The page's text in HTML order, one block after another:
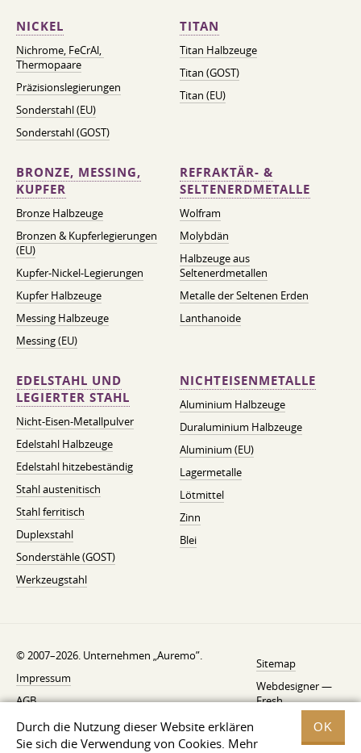
Durch die Nutzung dieser Website erklären
Sie sich die Verwendung von Cookies. Mehr
OK
NICKEL
Nichrome, FeСrAl, ​​
Thermopaare
Präzisionslegierungen
Sonderstahl (EU)
Sonderstahl (GOST)
TITAN
Titan Halbzeuge
Titan (GOST)
Titan (EU)
BRONZE, MESSING,
KUPFER
Bronze Halbzeuge
Bronzen & Kupferlegierungen
(EU)
Kupfer-Nickel-Legierungen
Kupfer Halbzeuge
Messing Halbzeuge
Messing (EU)
REFRAKTÄR- &
SELTENERDMETALLE
Wolfram
Molybdän
Halbzeuge aus
Seltenerdmetallen
Metalle der Seltenen Erden
Lanthanoide
EDELSTAHL UND
LEGIERTER STAHL
Nicht-Eisen-Metallpulver
Edelstahl Halbzeuge
Edelstahl hitzebeständig
Stahl austenitisch
Stahl ferritisch
Duplexstahl
Sonderstähle (GOST)
Werkzeugstahl
NICHTEISENMETALLE
Aluminium Halbzeuge
Duraluminium Halbzeuge
Aluminium (EU)
Lagermetalle
Lötmittel
Zinn
Blei
© 2007–2026. Unternehmen „Auremo”.
Impressum
AGB
Widerrufsbelehrung
Datenschutzerklärung
Sitemap
Webdesigner —
Fresh